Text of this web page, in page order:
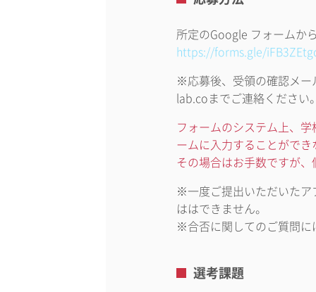
所定のGoogle フォームか
https://forms.gle/
※応募後、受領の確認メー
lab.coまでご連絡ください
フォームのシステム上、
ームに入力することがで
その場合はお手数ですが
※一度ご提出いただいたア
ははできません。
※合否に関してのご質問に
選考課題